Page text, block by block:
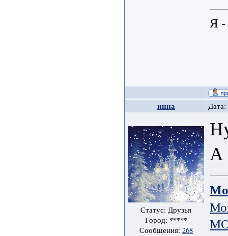
Я -
инна
Статус: Друзья
Город: *****
Сообщения: 268
А